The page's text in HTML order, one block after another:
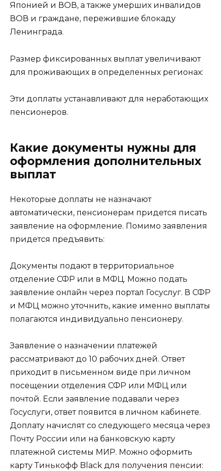
Японией и ВОВ, а также умерших инвалидов
ВОВ и граждане, пережившие блокаду
Ленинграда.
Размер фиксированных выплат увеличивают
для проживающих в определенных регионах:
Эти доплаты устанавливают для неработающих
пенсионеров.
Какие документы нужны для
оформления дополнительных
выплат
Некоторые доплаты не назначают
автоматически, пенсионерам придется писать
заявление на оформление. Помимо заявления
придется предъявить:
Документы подают в территориальное
отделение СФР или в МФЦ. Можно подать
заявление онлайн через портал Госуслуг. В СФР
и МФЦ можно уточнить, какие именно выплаты
полагаются индивидуально пенсионеру.
Заявление о назначении платежей
рассматривают до 10 рабочих дней. Ответ
приходит в письменном виде при личном
посещении отделения СФР или МФЦ или
почтой. Если заявление подавали через
Госуслуги, ответ появится в личном кабинете.
Доплату начислят со следующего месяца через
Почту России или на банковскую карту
платежной системы МИР. Можно оформить
карту Тинькофф Black для получения пенсии: